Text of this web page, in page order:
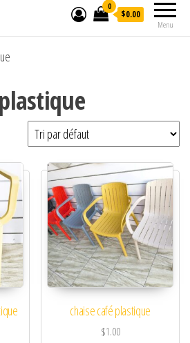
Menu
0
$0.00
chaise café plastique
$1.00